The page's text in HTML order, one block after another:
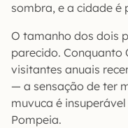
sombra, e a cidade é
O tamanho dos dois
parecido. Conquanto
visitantes anuais
— a sensação de ter
muvuca é
Pompeia.